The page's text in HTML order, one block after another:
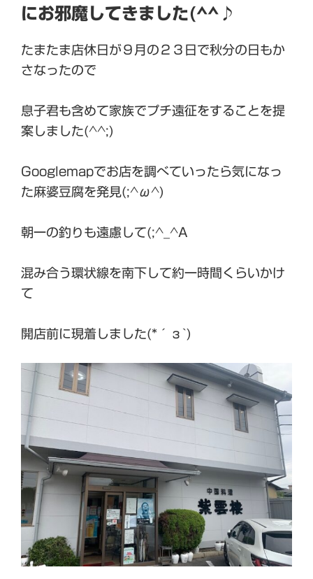
にお邪魔してきました(^^♪
たまたま店休日が９月の２３日で秋分の日もか
さなったので
息子君も含めて家族でプチ遠征をすることを提
案しました(^^;)
Googlemapでお店を調べていったら気になっ
た麻婆豆腐を発見(;^ω^)
朝一の釣りも遠慮して(;^_^A
混み合う環状線を南下して約一時間くらいかけ
て
開店前に現着しました(*´з`)